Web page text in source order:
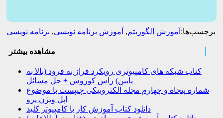
برچسب‌ها: آموزش الگوریتم, آموزش برنامه نویسی, برنامه نویسی
مشاهده بیشتر
کتاب شبکه های کامپیوتری رویکرد فراز به فرود (بالا به
پایین) راس کوروس + حل مسائل
شماره پنجاه و چهارم مجله الکترونیکی چیپست با موضوع
اپل ویژن پرو
دانلود کتاب آموزش کار با کامپیوتر کلید